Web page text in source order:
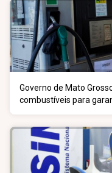
Governo de Mato
combustíveis para